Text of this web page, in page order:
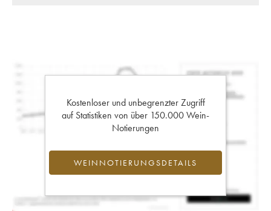
Kostenloser und unbegrenzter Zugriff
auf Statistiken von über 150.000 Wein-
Notierungen
WEINNOTIERUNGSDETAILS